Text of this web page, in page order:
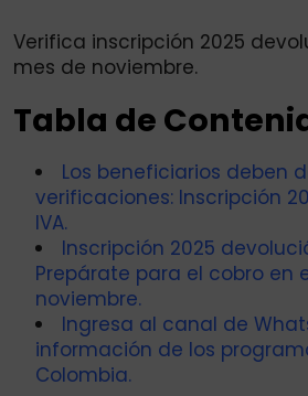
Verifica inscripción 2025
mes de noviembre.
Tabla de
Los beneficiarios deben
verificaciones: Inscripción
IVA.
Inscripción 2025
Prepárate para el cobro en
noviembre.
Ingresa al canal de
información de los
Colombia.